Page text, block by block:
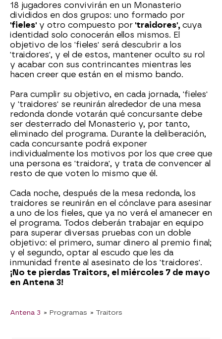
18 jugadores convivirán en un Monasterio
divididos en dos grupos: uno formado por
'fieles' y otro compuesto por 'traidores', cuya
identidad solo conocerán ellos mismos. El
objetivo de los 'fieles' será descubrir a los
'traidores', y el de estos, mantener oculto su rol
y acabar con sus contrincantes mientras les
hacen creer que están en el mismo bando.
Para cumplir su objetivo, en cada jornada, 'fieles'
y 'traidores' se reunirán alrededor de una mesa
redonda donde votarán qué concursante debe
ser desterrado del Monasterio y, por tanto,
eliminado del programa. Durante la deliberación,
cada concursante podrá exponer
individualmente los motivos por los que cree que
una persona es 'traidora', y trata de convencer al
resto de que voten lo mismo que él.
Cada noche, después de la mesa redonda, los
traidores se reunirán en el cónclave para asesinar
a uno de los fieles, que ya no verá el amanecer en
el programa. Todos deberán trabajar en equipo
para superar diversas pruebas con un doble
objetivo: el primero, sumar dinero al premio final;
y el segundo, optar al escudo que les da
inmunidad frente al asesinato de los 'traidores'.
¡No te pierdas Traitors, el miércoles 7 de mayo
en Antena 3!
Antena 3 » Programas » Traitors